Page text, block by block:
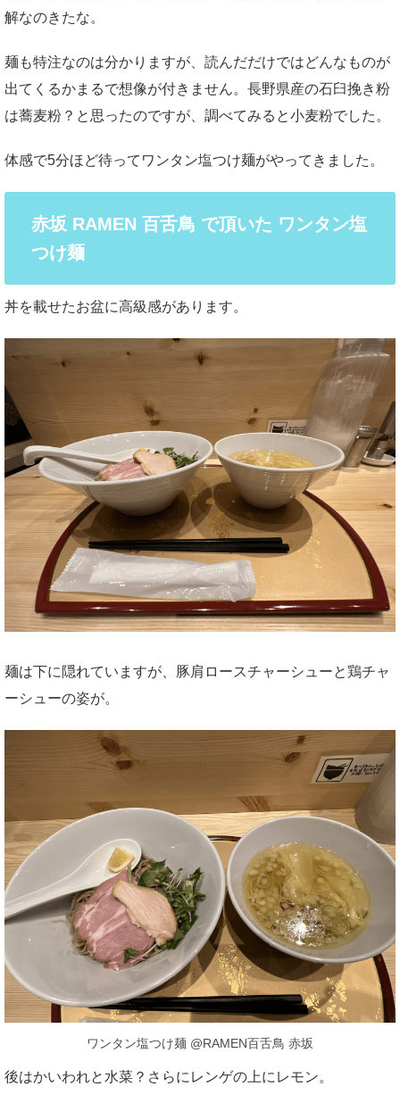
解なのきたな。
麺も特注なのは分かりますが、読んだだけではどんなものが
出てくるかまるで想像が付きません。長野県産の石臼挽き粉
は蕎麦粉？と思ったのですが、調べてみると小麦粉でした。
体感で5分ほど待ってワンタン塩つけ麺がやってきました。
赤坂 RAMEN 百舌鳥 で頂いた ワンタン塩
つけ麺
丼を載せたお盆に高級感があります。
麺は下に隠れていますが、豚肩ロースチャーシューと鶏チャ
ーシューの姿が。
ワンタン塩つけ麺 @RAMEN百舌鳥 赤坂
後はかいわれと水菜？さらにレンゲの上にレモン。